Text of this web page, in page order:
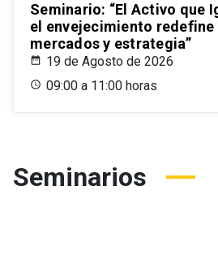
Seminario: “El Activo que
el envejecimiento
mercados y estrategia”
19 de Agosto de 2026
09:00 a 11:00 horas
Seminarios